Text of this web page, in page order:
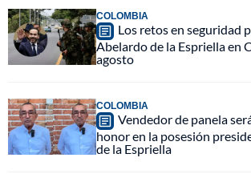
COLOMBIA
Los retos en seguridad
Abelardo de la Espriella en
agosto
COLOMBIA
Vendedor de panela
honor en la posesión
de la Espriella